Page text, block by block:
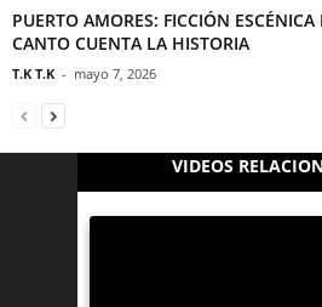
PUERTO AMORES: FICCIÓN
CANTO CUENTA LA HISTORIA
T.K T.K - mayo 7, 2026
VIDEOS